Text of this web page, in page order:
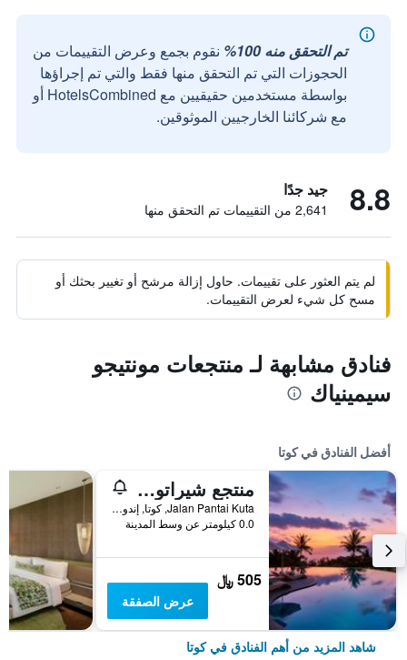
تم التحقق منه 100%
نقوم بجمع وعرض التقييمات من
الحجوزات التي تم التحقق منها فقط والتي تم إجراؤها
بواسطة مستخدمين حقيقيين مع HotelsCombined أو
مع شركائنا الخارجيين الموثوقين.
8.8 جيد جدًا
2,641 من التقييمات تم التحقق منها
لم يتم العثور على تقييمات. حاول إزالة مرشح أو تغيير بحثك أو
مسح كل شيء لعرض التقييمات.
فنادق مشابهة لـ منتجعات مونتيجو
سيمينياك
أفضل الفنادق في كوتا
منتجع شيراتون بالي كوتا
Jalan Pantai Kuta, كوتا, إندونيسيا
0.0 كيلومتر عن وسط المدينة
505 ﷼
عرض الصفقة
شاهد المزيد من أهم الفنادق في كوتا